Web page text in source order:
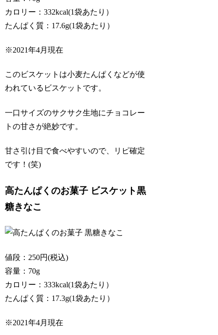
カロリー：332kcal(1袋あたり）
たんぱく質：17.6g(1袋あたり）
※2021年4月現在
このビスケットは小麦たんぱくなどが使
われているビスケットです。
一口サイズのサクサク生地にチョコレー
トの甘さが絶妙です。
甘さ引け目で食べやすいので、リピ確定
です！(笑)
高たんぱくのお菓子 ビスケット黒
糖きなこ
値段：250円(税込)
容量：70g
カロリー：333kcal(1袋あたり）
たんぱく質：17.3g(1袋あたり）
※2021年4月現在